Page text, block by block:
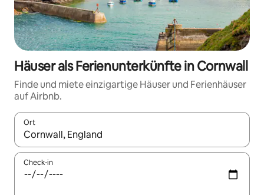
Häuser als Ferienunterkünfte in Cornwall
Finde und miete einzigartige Häuser und Ferienhäuser
auf Airbnb.
Ort
Wenn Ergebnisse verfügbar sind, navigiere mit den
Check-in